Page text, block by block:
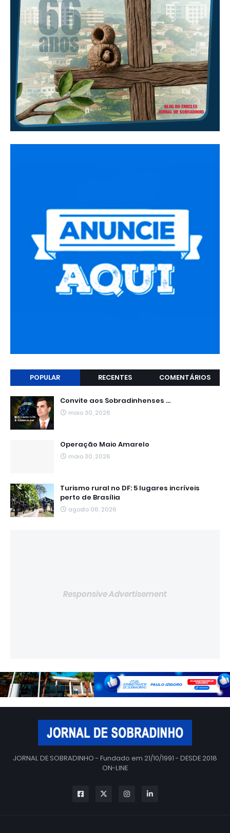
POPULAR RECENTES COMENTÁRIOS
Convite aos Sobradinhenses ...
maio 30, 2026
Operação Maio Amarelo
maio 30, 2026
Turismo rural no DF: 5 lugares incríveis
perto de Brasília
agosto 06, 2026
Responsive Advertisement
JORNAL DE SOBRADINHO - Fundado em 21/10/1991 - DESDE 2018
ON-LINE